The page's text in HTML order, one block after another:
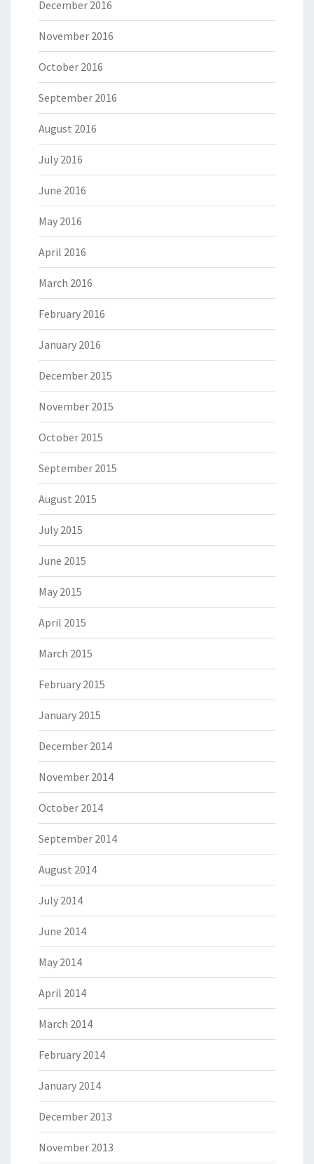
December 2016
November 2016
October 2016
September 2016
August 2016
July 2016
June 2016
May 2016
April 2016
March 2016
February 2016
January 2016
December 2015
November 2015
October 2015
September 2015
August 2015
July 2015
June 2015
May 2015
April 2015
March 2015
February 2015
January 2015
December 2014
November 2014
October 2014
September 2014
August 2014
July 2014
June 2014
May 2014
April 2014
March 2014
February 2014
January 2014
December 2013
November 2013